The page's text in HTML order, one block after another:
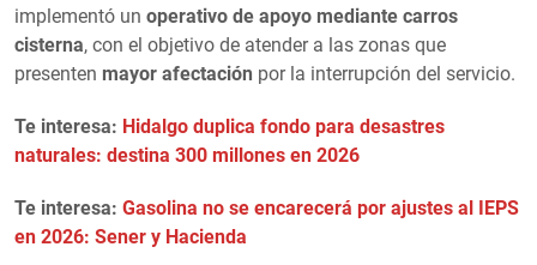
implementó un operativo de apoyo mediante carros
cisterna, con el objetivo de atender a las zonas que
presenten mayor afectación por la interrupción del servicio.
Te interesa: Hidalgo duplica fondo para desastres
naturales: destina 300 millones en 2026
Te interesa: Gasolina no se encarecerá por ajustes al IEPS
en 2026: Sener y Hacienda